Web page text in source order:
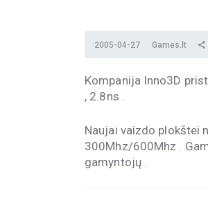
2005-04-27 Games.lt
Kompanija Inno3D
, 2.8ns .
Naujai vaizdo plokštei
300Mhz/600Mhz .
gamyntojų .